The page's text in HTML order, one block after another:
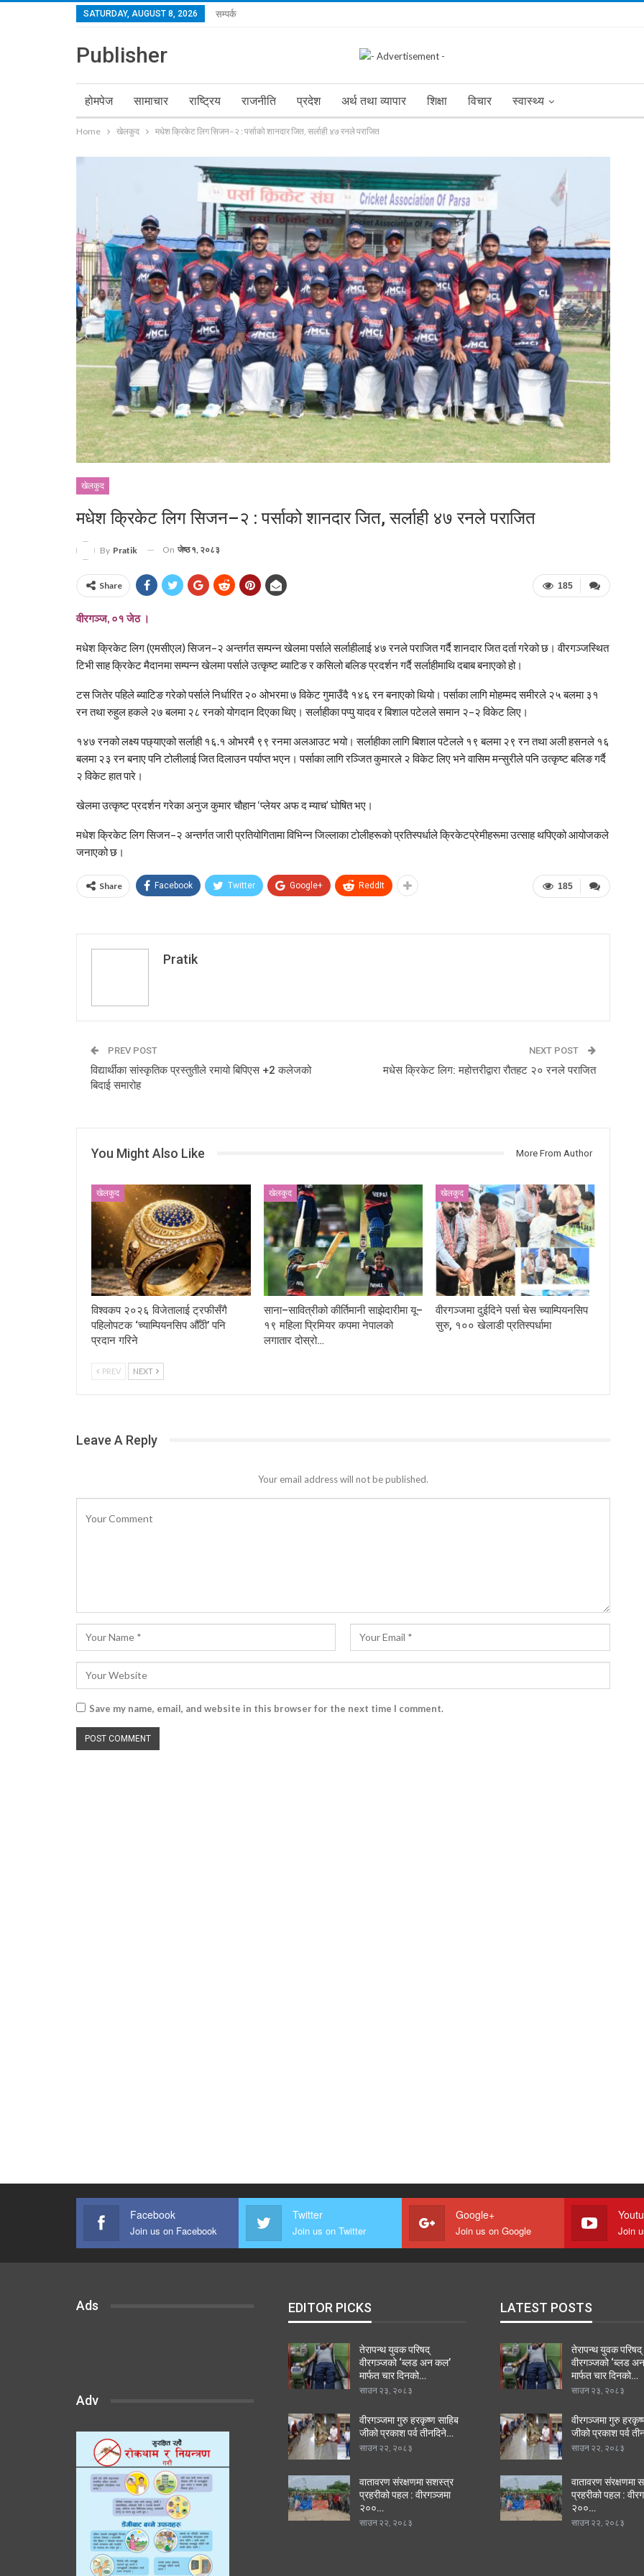
SATURDAY, AUGUST 8, 2026 सम्पर्क
Publisher
होमपेज सामाचार राष्ट्रिय राजनीति प्रदेश अर्थ तथा व्यापार शिक्षा विचार स्वास्थ्य
Home खेलकुद मधेश क्रिकेट लिग सिजन–२ : पर्साको शानदार जित, सर्लाही ४७ रनले पराजित
खेलकुद
मधेश क्रिकेट लिग सिजन–२ : पर्साको शानदार जित, सर्लाही ४७ रनले पराजित
By Pratik On जेष्ठ १, २०८३
185
Share
वीरगञ्ज, ०१ जेठ ।
मधेश क्रिकेट लिग (एमसीएल) सिजन–२ अन्तर्गत सम्पन्न खेलमा पर्साले सर्लाहीलाई ४७ रनले पराजित गर्दै शानदार जित दर्ता गरेको छ। वीरगञ्जस्थित
टिभी साह क्रिकेट मैदानमा सम्पन्न खेलमा पर्साले उत्कृष्ट ब्याटिङ र कसिलो बलिङ प्रदर्शन गर्दै सर्लाहीमाथि दबाब बनाएको हो।
टस जितेर पहिले ब्याटिङ गरेको पर्साले निर्धारित २० ओभरमा ७ विकेट गुमाउँदै १४६ रन बनाएको थियो। पर्साका लागि मोहम्मद समीरले २५ बलमा ३१
रन तथा रुहुल हकले २७ बलमा २८ रनको योगदान दिएका थिए। सर्लाहीका पप्पु यादव र बिशाल पटेलले समान २–२ विकेट लिए।
१४७ रनको लक्ष्य पछ्याएको सर्लाही १६.१ ओभरमै ९९ रनमा अलआउट भयो। सर्लाहीका लागि बिशाल पटेलले १९ बलमा २९ रन तथा अली हसनले १६
बलमा २३ रन बनाए पनि टोलीलाई जित दिलाउन पर्याप्त भएन। पर्साका लागि रञ्जित कुमारले २ विकेट लिए भने वासिम मन्सुरीले पनि उत्कृष्ट बलिङ गर्दै
२ विकेट हात पारे।
खेलमा उत्कृष्ट प्रदर्शन गरेका अनुज कुमार चौहान ‘प्लेयर अफ द म्याच’ घोषित भए।
मधेश क्रिकेट लिग सिजन–२ अन्तर्गत जारी प्रतियोगितामा विभिन्न जिल्लाका टोलीहरूको प्रतिस्पर्धाले क्रिकेटप्रेमीहरूमा उत्साह थपिएको आयोजकले
जनाएको छ।
185
Share Facebook Twitter Google+ ReddIt
Pratik
PREV POST
विद्यार्थीका सांस्कृतिक प्रस्तुतीले रमायो बिपिएस +2 कलेजको
बिदाई समारोह
NEXT POST
मधेस क्रिकेट लिग: महोत्तरीद्वारा रौतहट २० रनले पराजित
You Might Also Like More From Author
खेलकुद
विश्वकप २०२६ विजेतालाई ट्रफीसँगै
पहिलोपटक ‘च्याम्पियनसिप औँठी’ पनि
प्रदान गरिने
खेलकुद
साना–सावित्रीको कीर्तिमानी साझेदारीमा यू–
१९ महिला प्रिमियर कपमा नेपालको
लगातार दोस्रो…
खेलकुद
वीरगञ्जमा दुईदिने पर्सा चेस च्याम्पियनसिप
सुरु, १०० खेलाडी प्रतिस्पर्धामा
PREV NEXT
Leave A Reply
Your email address will not be published.
Save my name, email, and website in this browser for the next time I comment.
Facebook
Join us on Facebook
Twitter
Join us on Twitter
Google+
Join us on Google Join
Ads
Adv
EDITOR PICKS
तेरापन्थ युवक परिषद्
वीरगञ्जको ‘ब्लड अन कल’
मार्फत चार दिनको…
साउन २३, २०८३
वीरगञ्जमा गुरु हरकृष्ण साहिब
जीको प्रकाश पर्व तीनदिने…
साउन २२, २०८३
वातावरण संरक्षणमा सशस्त्र
प्रहरीको पहल : वीरगञ्जमा
२००…
साउन २२, २०८३
LATEST POSTS
तेरापन्थ युवक परिषद्
वीरगञ्जको ‘ब्लड
मार्फत चार दिनको…
साउन २३, २०८३
वीरगञ्जमा गुरु
जीको प्रकाश पर्व
साउन २२, २०८३
वातावरण संरक्षणमा
प्रहरीको पहल :
२००…
साउन २२, २०८३